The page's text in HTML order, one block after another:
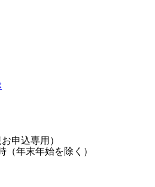
お申込専用）
（年末年始を除く）